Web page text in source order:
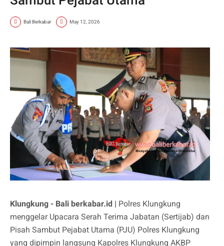
Bali Berkabar May 12, 2026
Klungkung - Bali berkabar.id | Polres Klungkung
menggelar Upacara Serah Terima Jabatan (Sertijab) dan
Pisah Sambut Pejabat Utama (PJU) Polres Klungkung
yang dipimpin langsung Kapolres Klungkung AKBP